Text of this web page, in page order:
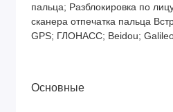
пальца; Разблокировка по
сканера отпечатка пальца
GPS; ГЛОНАСС; Beidou;
Основные